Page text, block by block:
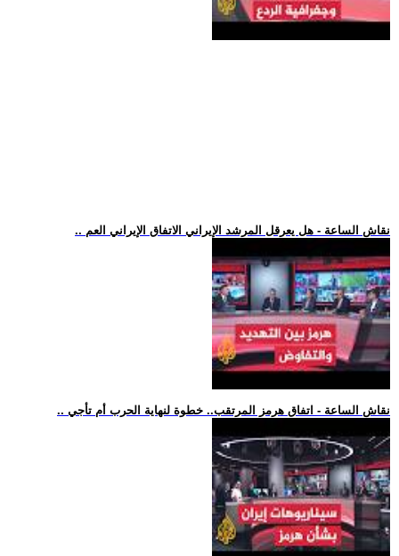
.. نقاش الساعة - هل يعرقل المرشد الإيراني الاتفاق الإيراني العم
.. نقاش الساعة - اتفاق هرمز المرتقب.. خطوة لنهاية الحرب أم تأجي